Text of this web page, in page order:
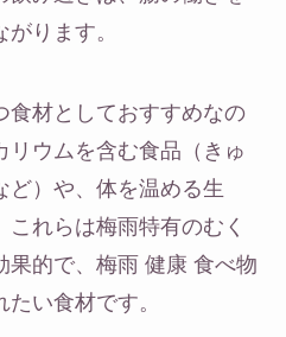
ります。
食材としておすすめなの
リウムを含む食品（きゅ
ど）や、体を温める生
れらは梅雨特有のむく
果的で、梅雨 健康 食べ物
い食材です。